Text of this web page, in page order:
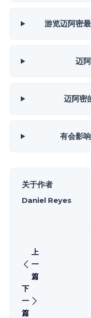
游览迈阿密
迈
迈阿密
有会影
关于作者
Daniel Reyes
上
一
篇
下
一
篇